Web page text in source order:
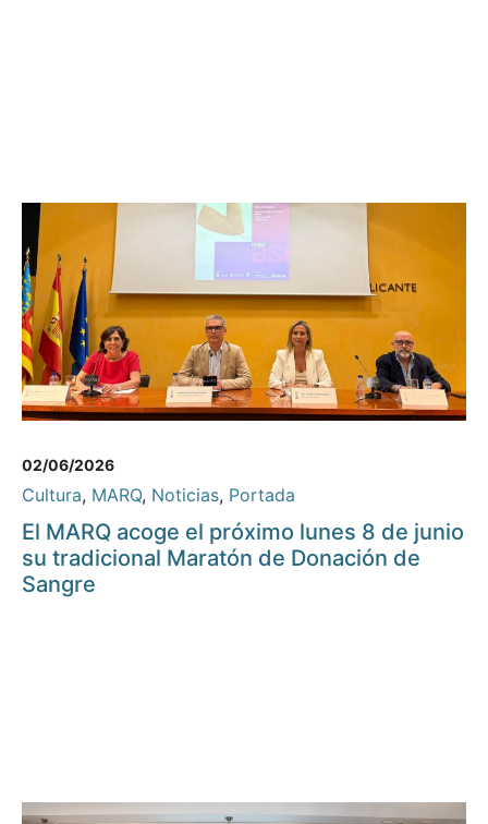
02/06/2026
Cultura, MARQ, Noticias, Portada
El MARQ acoge el próximo lunes 8 de junio
su tradicional Maratón de Donación de
Sangre